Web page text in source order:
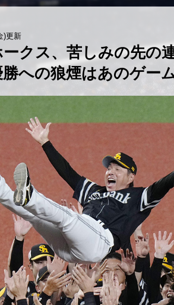
)更新
クス、苦しみの先の
勝への狼煙はあのゲー